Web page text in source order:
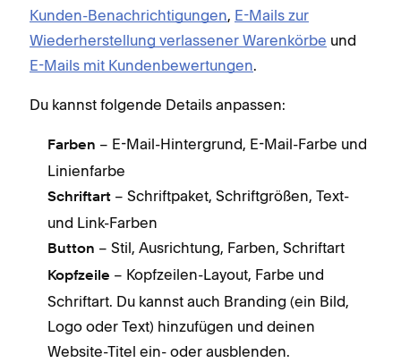
Kunden-Benachrichtigungen, E-Mails zur
Wiederherstellung verlassener Warenkörbe und
E-Mails mit Kundenbewertungen.
Du kannst folgende Details anpassen:
Farben – E-Mail-Hintergrund, E-Mail-Farbe und
Linienfarbe
Schriftart – Schriftpaket, Schriftgrößen, Text-
und Link-Farben
Button – Stil, Ausrichtung, Farben, Schriftart
Kopfzeile – Kopfzeilen-Layout, Farbe und
Schriftart. Du kannst auch Branding (ein Bild,
Logo oder Text) hinzufügen und deinen
Website-Titel ein- oder ausblenden.